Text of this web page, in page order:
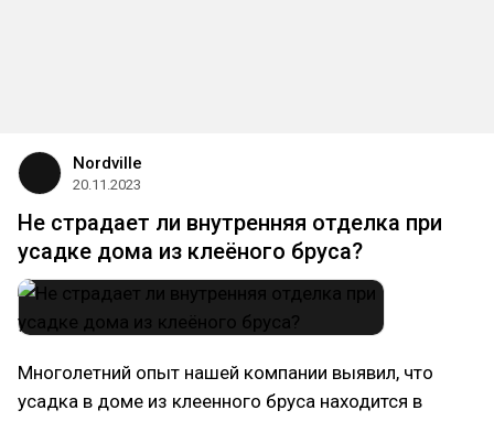
Nordville
20.11.2023
Не страдает ли внутренняя отделка при
усадке дома из клеёного бруса?
Многолетний опыт нашей компании выявил, что
усадка в доме из клеенного бруса находится в